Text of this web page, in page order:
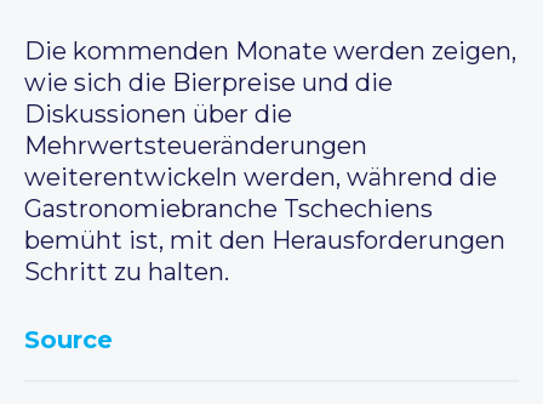
Die kommenden Monate werden zeigen,
wie sich die Bierpreise und die
Diskussionen über die
Mehrwertsteueränderungen
weiterentwickeln werden, während die
Gastronomiebranche Tschechiens
bemüht ist, mit den Herausforderungen
Schritt zu halten.
Source